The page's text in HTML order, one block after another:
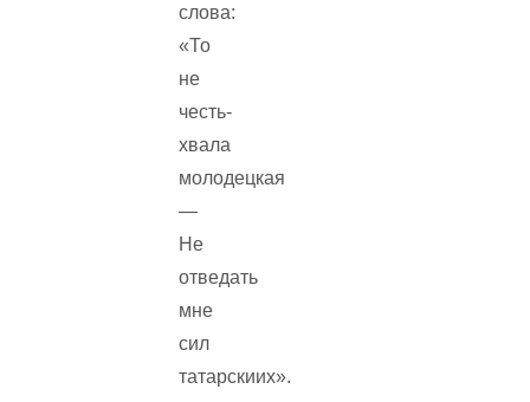
слова:
«То
не
честь-
хвала
молодецкая
—
Не
отведать
мне
сил
татарскиих».